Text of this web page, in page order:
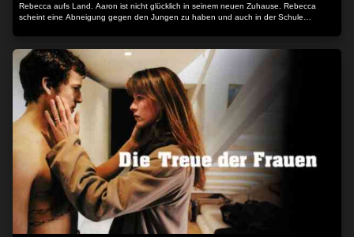
Rebecca aufs Land. Aaron ist nicht glücklich in seinem neuen Zuhause. Rebecca
scheint eine Abneigung gegen den Jungen zu haben und auch in der Schule
spendet ihm da das Geheule eines Wolfsrudels, dem er allabendlich gebannt lauscht.
Als eine Gruppe von Farmern eines Tages Jagd auf das Wolfsrudel macht, wird ein
Wolf verletzt. Aaron findet das hilflose Tier und versucht, es wieder aufzupäppeln.
Jeden Tag besucht er seinen neuen Freund und bringt ihm Essen und Milch. Und
allmählich scheint sich das Tier zu erholen...